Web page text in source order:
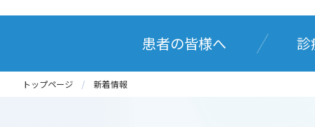
患者の皆様へ 診
トップページ 新着情報